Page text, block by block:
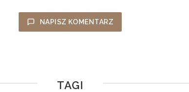
NAPISZ KOMENTARZ
TAGI